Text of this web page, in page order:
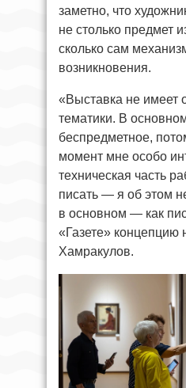
заметно, что
не столько предмет
сколько сам
возникновения.
«Выставка не имеет
тематики. В
беспредметное,
момент мне особо
техническая часть
писать — я об этом
в основном — как
«Газете» концепцию
Хамракулов.